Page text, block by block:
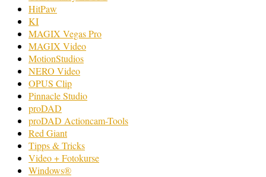
HitPaw
KI
MAGIX Vegas Pro
MAGIX Video
MotionStudios
NERO Video
OPUS Clip
Pinnacle Studio
proDAD
proDAD Actioncam-Tools
Red Giant
Tipps & Tricks
Video + Fotokurse
Windows®